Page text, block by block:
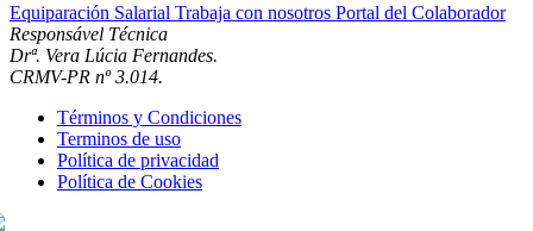
Equiparación Salarial Trabaja con nosotros Portal del Colaborador
Responsável Técnica
Drª. Vera Lúcia Fernandes.
CRMV-PR nº 3.014.
Términos y Condiciones
Terminos de uso
Política de privacidad
Política de Cookies